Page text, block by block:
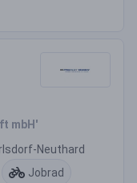
mbH'
Neuthard
Jobrad